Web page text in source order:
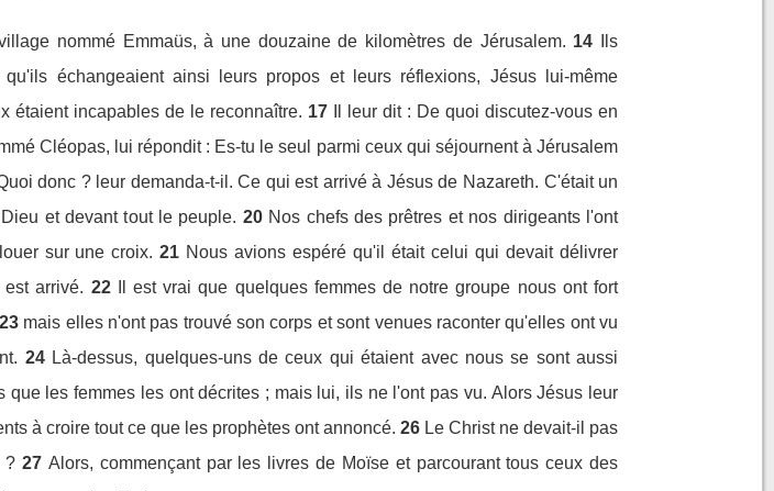
nommé Emmaüs, à une douzaine de kilomètres de Jérusalem. 14
Ils
qu'ils échangeaient ainsi leurs propos et leurs réflexions, Jésus lui-même
étaient incapables de le reconnaître. 17
Il leur dit : De quoi discutez-vous en
Cléopas, lui répondit : Es-tu le seul parmi ceux qui séjournent à Jérusalem
donc ? leur demanda-t-il. Ce qui est arrivé à Jésus de Nazareth. C'était un
et devant tout le peuple. 20 Nos chefs des prêtres et nos dirigeants l'ont
sur une croix. 21 Nous avions espéré qu'il était celui qui devait délivrer
arrivé. 22
Il est vrai que quelques femmes de notre groupe nous ont fort
23 mais elles n'ont pas trouvé son corps et sont venues raconter qu'elles ont vu
24 Là-dessus, quelques-uns de ceux qui étaient avec nous se sont aussi
les femmes les ont décrites ; mais lui, ils ne l'ont pas vu. Alors Jésus leur
à croire tout ce que les prophètes ont annoncé. 26 Le Christ ne devait-il pas
? 27 Alors, commençant par les livres de Moïse et parcourant tous ceux des